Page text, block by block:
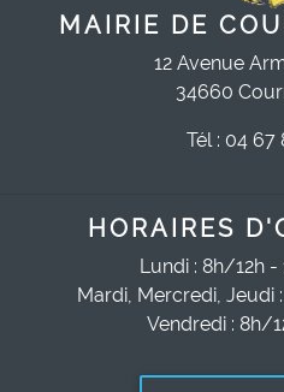
MAIRIE DE
12 Avenue
34660
Tél : 04 67
HORAIRES
Lundi : 8h/12h
Mardi, Mercredi, Jeudi
Vendredi : 8h/